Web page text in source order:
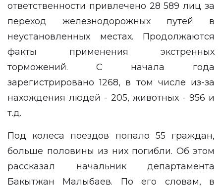
ответственности привлечено 28 589 лиц за
переход железнодорожных путей в
неустановленных местах. Продолжаются
факты применения экстренных
торможений. С начала года
зарегистрировано 1268, в том числе из-за
нахождения людей - 205, животных - 956 и
т.д.
Под колеса поездов попало 55 граждан,
больше половины из них погибли. Об этом
рассказал начальник департамента
Бакытжан Малыбаев. По его словам, в